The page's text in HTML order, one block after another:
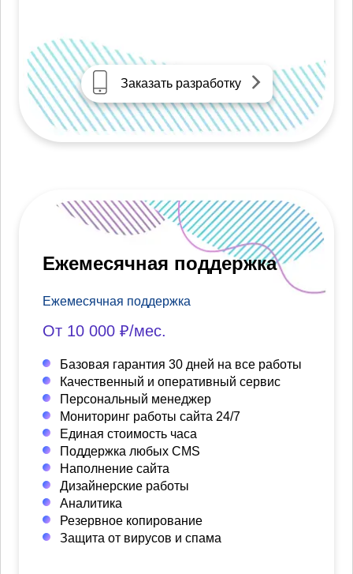
Заказать разработку
Ежемесячная поддержка
Ежемесячная поддержка
От 10 000 ₽/мес.
Базовая гарантия 30 дней на все работы
Качественный и оперативный сервис
Персональный менеджер
Мониторинг работы сайта 24/7
Единая стоимость часа
Поддержка любых CMS
Наполнение сайта
Дизайнерские работы
Аналитика
Резервное копирование
Защита от вирусов и спама